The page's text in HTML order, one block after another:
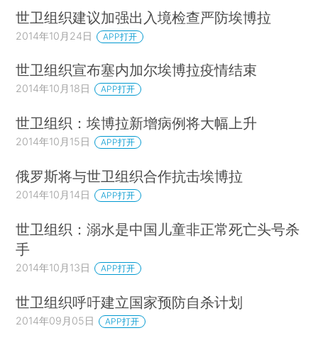
世卫组织建议加强出入境检查严防埃博拉
2014年10月24日 APP打开
世卫组织宣布塞内加尔埃博拉疫情结束
2014年10月18日 APP打开
世卫组织：埃博拉新增病例将大幅上升
2014年10月15日 APP打开
俄罗斯将与世卫组织合作抗击埃博拉
2014年10月14日 APP打开
世卫组织：溺水是中国儿童非正常死亡头号杀
手
2014年10月13日 APP打开
世卫组织呼吁建立国家预防自杀计划
2014年09月05日 APP打开